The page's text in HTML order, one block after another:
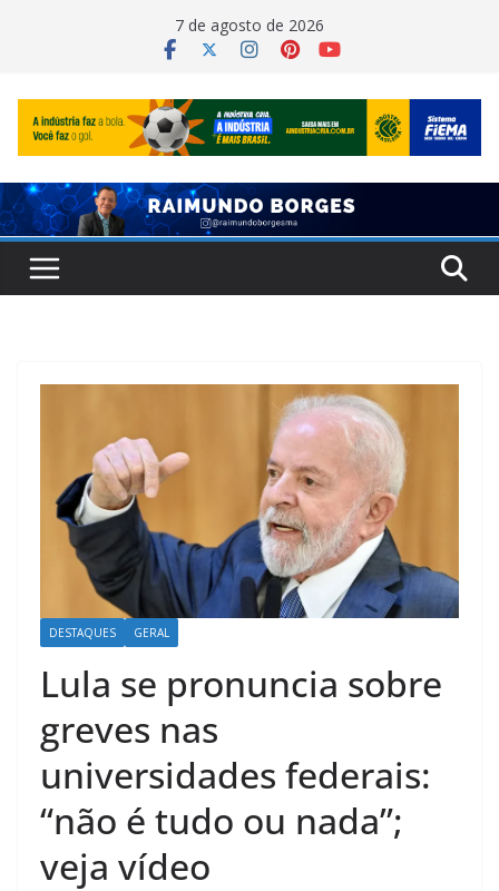
7 de agosto de 2026
DESTAQUES GERAL
Lula se pronuncia sobre
greves nas
universidades federais:
“não é tudo ou nada”;
veja vídeo